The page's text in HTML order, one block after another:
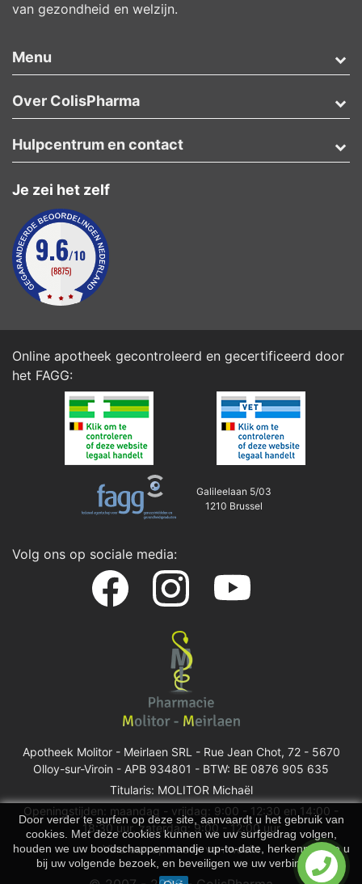
van gezondheid en welzijn.
Menu
Over ColisPharma
Door verder te surfen op deze site, aanvaardt u het gebruik van
cookies. Met deze cookies kunnen we uw surfgedrag volgen,
houden we uw boodschappenmandje up-to-date, herkennen we u
bij uw volgende bezoek, en beveiligen we uw verbinding.
Je zei het zelf
Hulpcentrum en contact
Online apotheek gecontroleerd en gecertificeerd door
het FAGG:
Galileelaan 5/03
1210 Brussel
Volg ons op sociale media:
Apotheek Molitor - Meirlaen SRL - Rue Jean Chot, 72 - 5670
Olloy-sur-Viroin - APB 934801 - BTW: BE 0876 905 635
Titularis: MOLITOR Michaël
Openingstijden: maandag - vrijdag: 9:00 - 12:30 en 14:00 -
18:30 uur, zaterdag: 9:00 - 12:00 uur
Vind een apotheek van wacht